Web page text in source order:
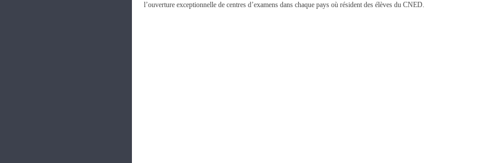
l’ouverture exceptionnelle de centres d’examens dans chaque pays où résident des élèves du CNED.